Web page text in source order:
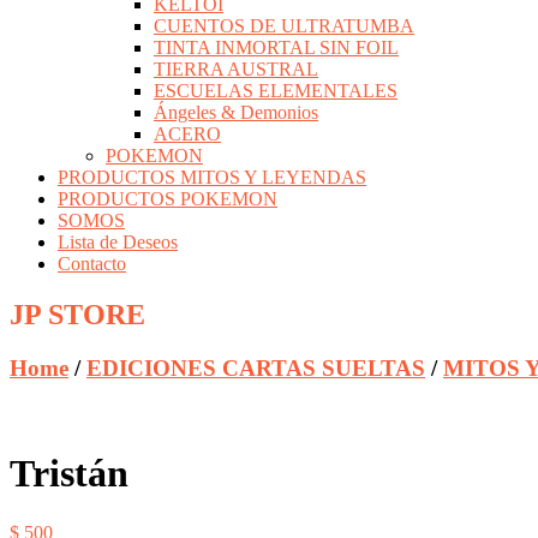
KELTOI
CUENTOS DE ULTRATUMBA
TINTA INMORTAL SIN FOIL
TIERRA AUSTRAL
ESCUELAS ELEMENTALES
Ángeles & Demonios
ACERO
POKEMON
PRODUCTOS MITOS Y LEYENDAS
PRODUCTOS POKEMON
SOMOS
Lista de Deseos
Contacto
JP STORE
Home /EDICIONES CARTAS SUELTAS /MITOS
Tristán
$ 500